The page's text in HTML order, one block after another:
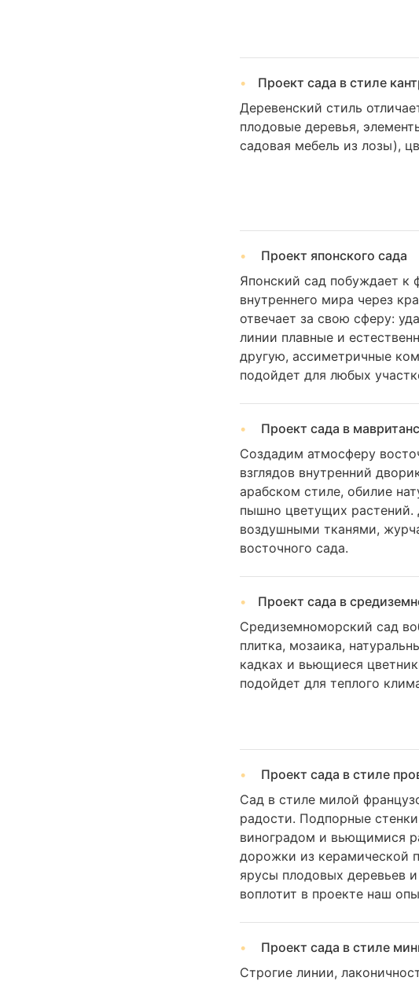
Проект сада в стиле
Деревенский стиль
плодовые деревья,
садовая мебель из лозы),
Проект японского сада
Японский сад побуждает
внутреннего мира через
отвечает за свою сферу:
линии плавные и
другую, ассиметричные
подойдет для любых
Проект сада в
Создадим атмосферу
взглядов внутренний
арабском стиле, обилие
пышно цветущих
воздушными тканями,
восточного сада.
Проект сада в
Средиземноморский сад
плитка, мозаика,
кадках и вьющиеся
подойдет для теплого
Проект сада в стиле
Сад в стиле милой
радости. Подпорные
виноградом и вьющимися
дорожки из керамической
ярусы плодовых деревьев
воплотит в проекте наш
Проект сада в стиле
Строгие линии,